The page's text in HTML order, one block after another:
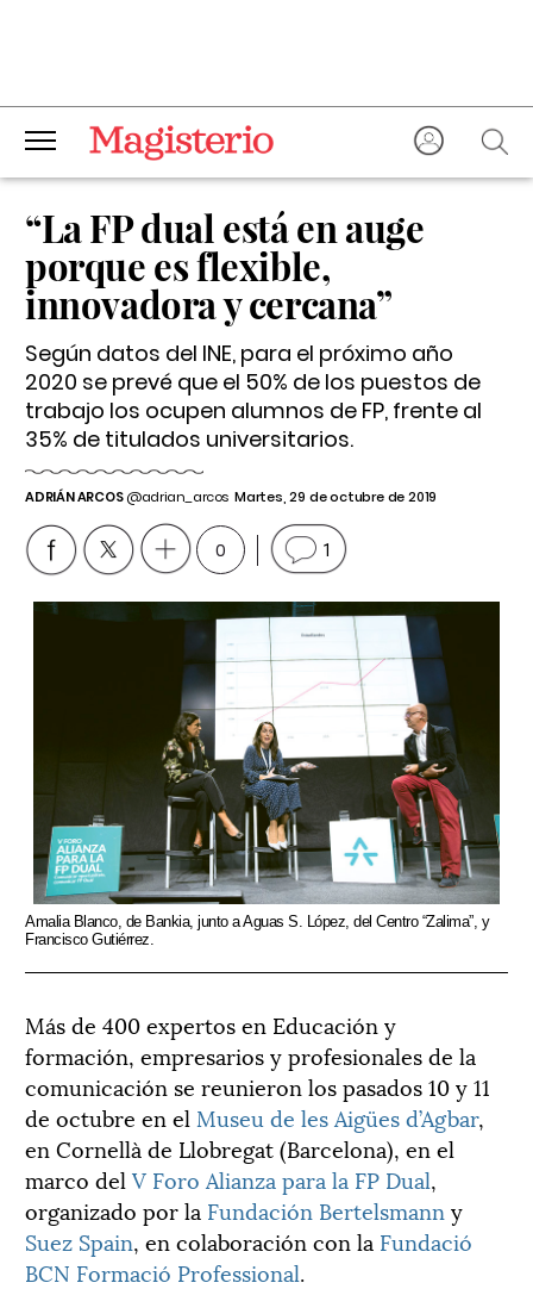
“La FP dual está en auge
porque es flexible,
innovadora y cercana”
Según datos del INE, para el próximo año
2020 se prevé que el 50% de los puestos de
trabajo los ocupen alumnos de FP, frente al
35% de titulados universitarios.
ADRIÁN ARCOS@adrian_arcos Martes, 29 de octubre de 2019
0 1
Amalia Blanco, de Bankia, junto a Aguas S. López, del Centro “Zalima”, y
Francisco Gutiérrez.
Más de 400 expertos en Educación y
formación, empresarios y profesionales de la
comunicación se reunieron los pasados 10 y 11
de octubre en el Museu de les Aigües d’Agbar,
en Cornellà de Llobregat (Barcelona), en el
marco del V Foro Alianza para la FP Dual,
organizado por la Fundación Bertelsmann y
Suez Spain, en colaboración con la Fundació
BCN Formació Professional.